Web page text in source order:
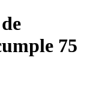
75